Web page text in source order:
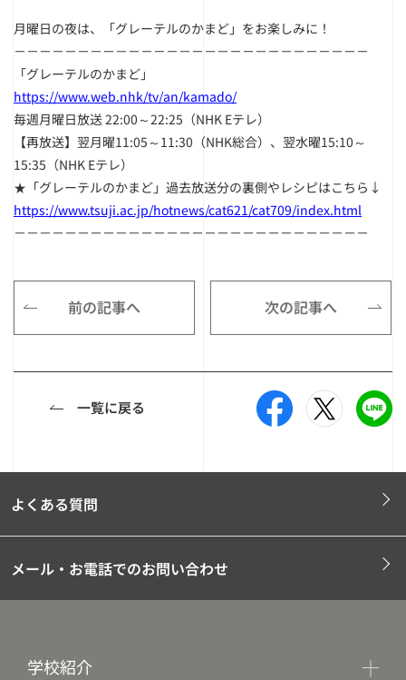
月曜日の夜は、「グレーテルのかまど」をお楽しみに！
－－－－－－－－－－－－－－－－－－－－－－－－－－－－
「グレーテルのかまど」
https://www.web.nhk/tv/an/kamado/
毎週月曜日放送 22:00～22:25（NHK Eテレ）
【再放送】翌月曜11:05～11:30（NHK総合）、翌水曜15:10～
15:35（NHK Eテレ）
★「グレーテルのかまど」過去放送分の裏側やレシピはこちら↓
https://www.tsuji.ac.jp/hotnews/cat621/cat709/index.html
－－－－－－－－－－－－－－－－－－－－－－－－－－－－
前の記事へ 次の記事へ
一覧に戻る
よくある質問
メール・お電話でのお問い合わせ
学校紹介